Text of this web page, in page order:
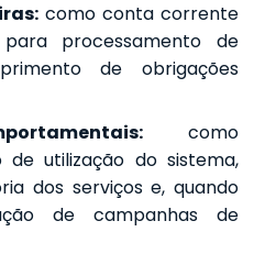
como conta corrente
processamento de
de obrigações
como
de utilização do sistema,
dos serviços e, quando
de campanhas de